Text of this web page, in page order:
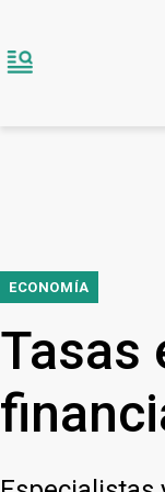
ECONOMÍA
Tasas